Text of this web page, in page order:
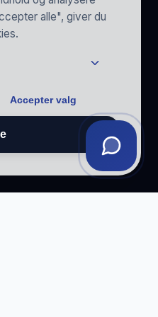
alle", giver du
Accepter valg